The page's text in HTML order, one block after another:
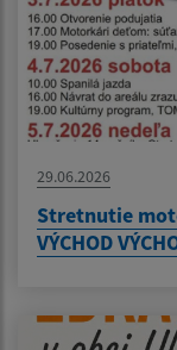
29.06.2026
Stretnutie
VÝCHOD